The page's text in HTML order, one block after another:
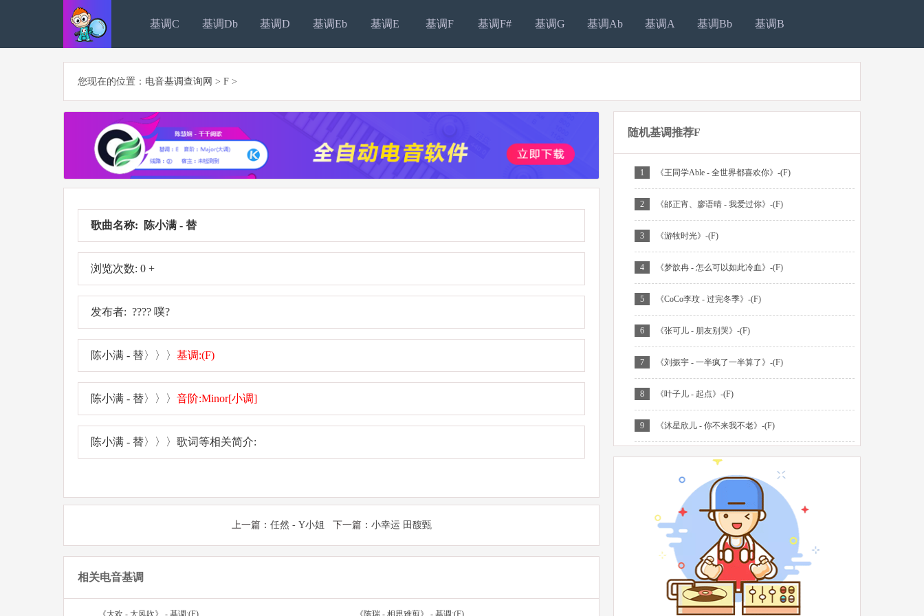
基调C 基调Db 基调D 基调Eb 基调E 基调F 基调F# 基调G 基调Ab 基调A 基调Bb 基调B
您现在的位置： 电音基调查询网 > F >
歌曲名称: 陈小满 - 替
浏览次数: 0 +
发布者: ???? 噗?
陈小满 - 替〉〉〉 基调:(F)
陈小满 - 替〉〉〉 音阶:Minor[小调]
陈小满 - 替〉〉〉歌词等相关简介:
上一篇： 任然 - Y小姐 下一篇： 小幸运 田馥甄
相关电音基调
随机基调推荐F
1 《王同学Able - 全世界都喜欢你》-(F)
2 《邰正宵、廖语晴 - 我爱过你》-(F)
3 《游牧时光》-(F)
4 《梦歆冉 - 怎么可以如此冷血》-(F)
5 《CoCo李玟 - 过完冬季》-(F)
6 《张可儿 - 朋友别哭》-(F)
7 《刘振宇 - 一半疯了一半算了》-(F)
8 《叶子儿 - 起点》-(F)
9 《沐星欣儿 - 你不来我不老》-(F)